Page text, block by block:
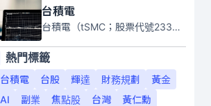
台積電
台積電（tSMC；股票代號2330）是全球領先的半導體代工公司，成立於1987年，總部位於台灣新竹。且已於美國、日本、德國及中國設廠，台積電是全球首家專業積體電路製造服務公司，也是全球最先進和最大規模的半導體代工廠。
熱門標籤
台積電
台股 輝達 財務規劃
黃金
AI
副業 焦點股 台灣
黃仁勳